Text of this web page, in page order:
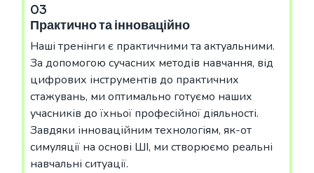
03
Практично та інноваційно
Наші тренінги є практичними та актуальними.
За допомогою сучасних методів навчання, від
цифрових інструментів до практичних
стажувань, ми оптимально готуємо наших
учасників до їхньої професійної діяльності.
Завдяки інноваційним технологіям, як-от
симуляції на основі ШІ, ми створюємо реальні
навчальні ситуації.